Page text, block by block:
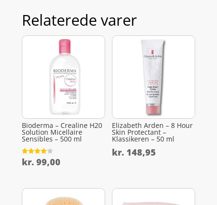
Relaterede varer
Bioderma – Crealine H20
Solution Micellaire
Sensibles – 500 ml
Vurderet
4
kr.99,00
Elizabeth Arden – 8 Hour
Skin Protectant –
Klassikeren – 50 ml
kr. 148,95